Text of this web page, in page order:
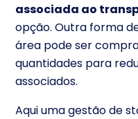
associada ao
opção. Outra forma
área pode ser
quantidades para
associados.
Aqui uma gestão de